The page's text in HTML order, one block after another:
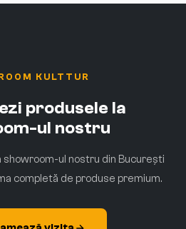
KULTTUR
produsele la
ul nostru
showroom-ul nostru din București
completă de produse premium.